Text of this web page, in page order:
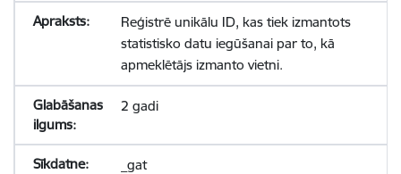
Reģistrē unikālu ID, kas tiek izmantots
statistisko datu iegūšanai par to, kā
apmeklētājs izmanto vietni.
2 gadi
_gat